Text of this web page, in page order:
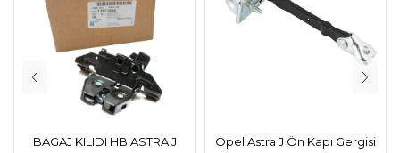
BAGAJ KILIDI HB ASTRA J
Opel Astra J Ön Kapı Gergisi